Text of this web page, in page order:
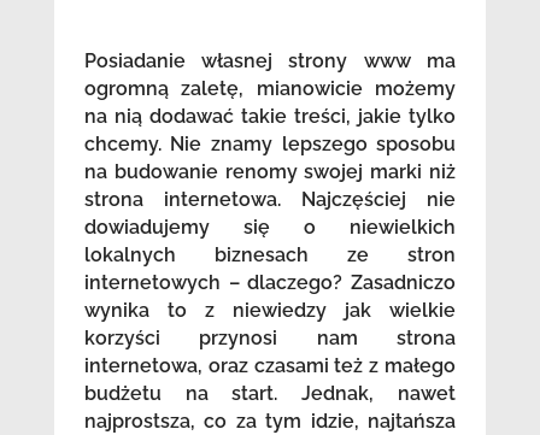
Posiadanie własnej strony www ma
ogromną zaletę, mianowicie możemy
na nią dodawać takie treści, jakie tylko
chcemy. Nie znamy lepszego sposobu
na budowanie renomy swojej marki niż
strona internetowa. Najczęściej nie
dowiadujemy się o niewielkich
lokalnych biznesach ze stron
internetowych – dlaczego? Zasadniczo
wynika to z niewiedzy jak wielkie
korzyści przynosi nam strona
internetowa, oraz czasami też z małego
budżetu na start. Jednak, nawet
najprostsza, co za tym idzie, najtańsza